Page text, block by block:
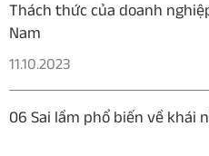
Thách thức của doanh
Nam
11.10.2023
06 Sai lầm phổ biến về khái